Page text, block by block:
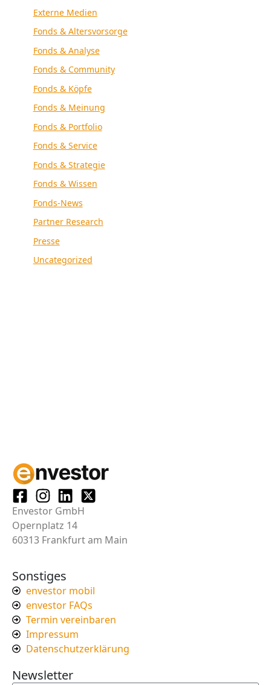
Externe Medien
Fonds & Altersvorsorge
Fonds & Analyse
Fonds & Community
Fonds & Köpfe
Fonds & Meinung
Fonds & Portfolio
Fonds & Service
Fonds & Strategie
Fonds & Wissen
Fonds-News
Partner Research
Presse
Uncategorized
Envestor GmbH
Opernplatz 14
60313 Frankfurt am Main
Sonstiges
envestor mobil
envestor FAQs
Termin vereinbaren
Impressum
Datenschutzerklärung
Newsletter